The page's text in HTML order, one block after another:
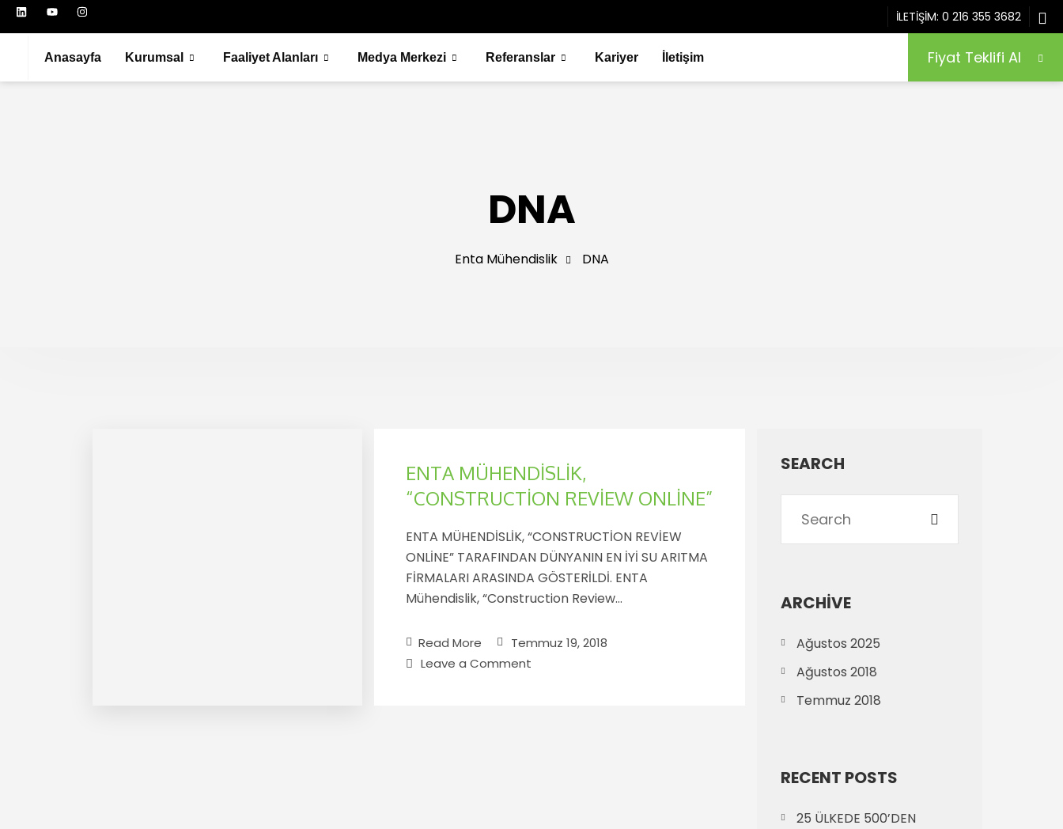
İLETİŞİM: 0 216 355 3682
Anasayfa Kurumsal Faaliyet Alanları Medya Merkezi Referanslar Kariyer İletişim Fiyat Teklifi Al
DNA
Enta Mühendislik DNA
ENTA MÜHENDİSLİK,
“CONSTRUCTİON REVİEW ONLİNE”
ENTA MÜHENDİSLİK, “CONSTRUCTİON REVİEW
ONLİNE” TARAFINDAN DÜNYANIN EN İYİ SU ARITMA
FİRMALARI ARASINDA GÖSTERİLDİ. ENTA
Mühendislik, “Construction Review…
Read More
Temmuz 19, 2018
Leave a Comment
SEARCH
ARCHIVE
Ağustos 2025
Ağustos 2018
Temmuz 2018
RECENT POSTS
25 ÜLKEDE 500’DEN